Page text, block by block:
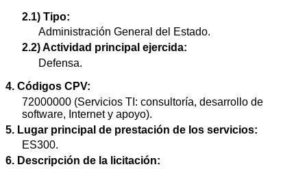
2.1) Tipo:
Administración General del Estado.
2.2) Actividad principal ejercida:
Defensa.
4. Códigos CPV:
72000000 (Servicios TI: consultoría, desarrollo de
software, Internet y apoyo).
5. Lugar principal de prestación de los servicios:
ES300.
6. Descripción de la licitación: